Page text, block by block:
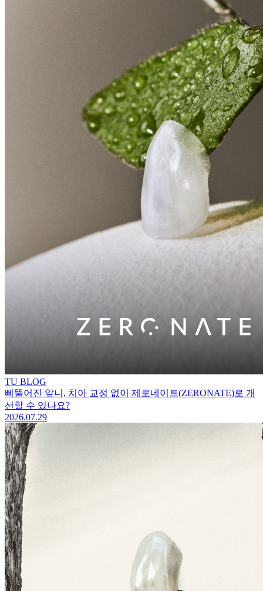
TU BLOG
삐뚤어진 앞니, 치아 교정 없이 제로네이트(ZERONATE)로 개
선할 수 있나요?
2026.07.29